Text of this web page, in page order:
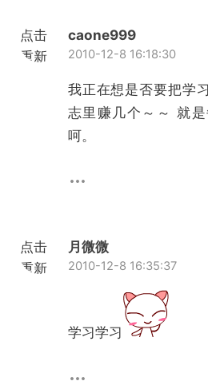
点击
重新
caone999
2010-12-8 16:18:30
我正在想是否要把学
志里赚几个～～ 就
呵。
点击
重新
月微微
2010-12-8 16:35:37
学习学习